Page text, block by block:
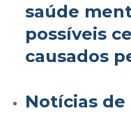
saúde
possíveis
causados
Notícias de